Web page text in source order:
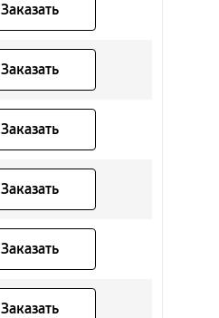
Заказать
Заказать
Заказать
Заказать
Заказать
Заказать